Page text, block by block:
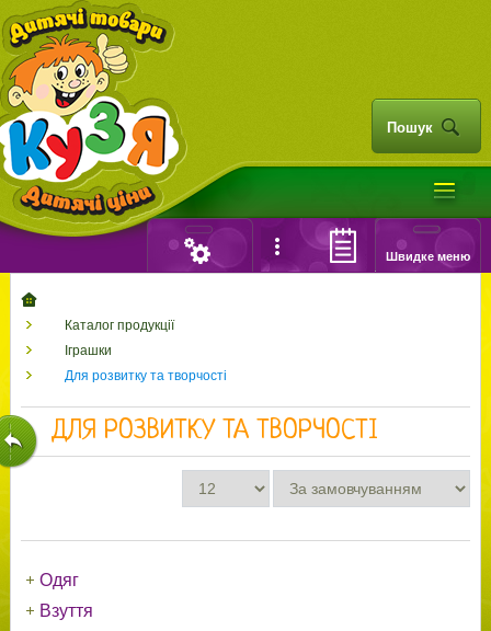
Пошук
Швидке меню
Каталог продукції
Іграшки
Для розвитку та творчості
ДЛЯ РОЗВИТКУ ТА ТВОРЧОСТІ
Одяг
Взуття